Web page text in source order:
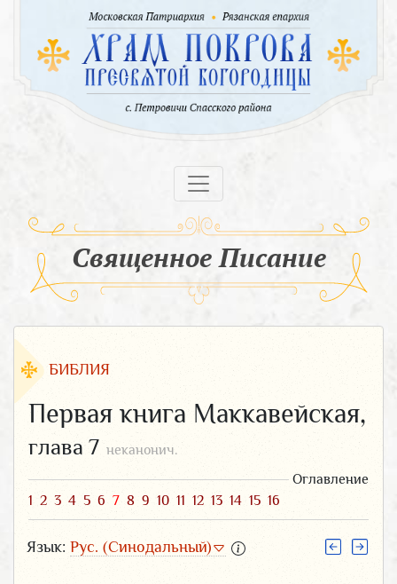
Священное Писание
БИБЛИЯ
Первая книга Маккавейская,
глава 7 неканонич.
Оглавление
1 2 3 4 5 6 7 8 9 10 11 12 13 14 15 16
Язык: Рус. (Синодальный)